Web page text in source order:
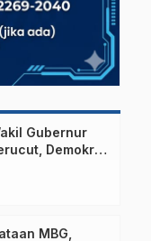
Gubernur
Demokrat
MBG,